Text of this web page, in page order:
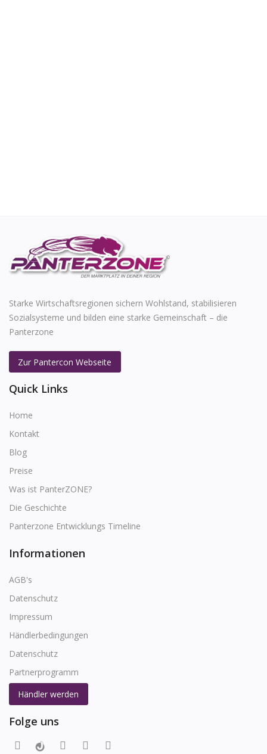
Starke Wirtschaftsregionen sichern Wohlstand, stabilisieren
Sozialsysteme und bilden eine starke Gemeinschaft – die
Panterzone
Zur Pantercon Webseite
Quick Links
Home
Kontakt
Blog
Preise
Was ist PanterZONE?
Die Geschichte
Panterzone Entwicklungs Timeline
Informationen
AGB's
Datenschutz
Impressum
Händlerbedingungen
Datenschutz
Partnerprogramm
Händler werden
Folge uns